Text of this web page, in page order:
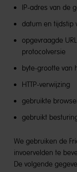
IP-adres van de
datum en tijdstip
opgevraagde
protocolversie
byte-grootte van
HTTP-verwijzing
gebruikte
gebruikt
We gebruiken de
invoervelden te
De volgende